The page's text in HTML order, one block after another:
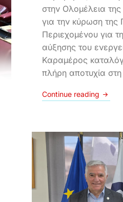
στην Ολομέλεια
για την κύρωση της
Περιεχομένου για
αύξησης του
Καραμέρος
πλήρη αποτυχία στη
Continue reading